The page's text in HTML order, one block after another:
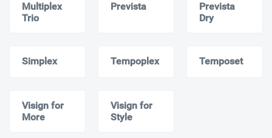
Multiplex
Trio
Prevista
Prevista
Dry
Simplex Tempoplex Temposet
Visign for
More
Visign for
Style